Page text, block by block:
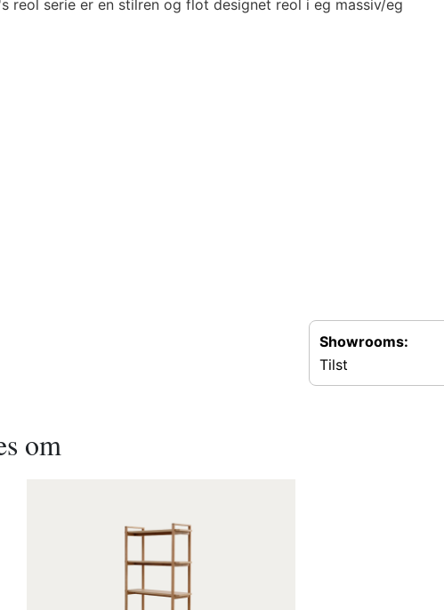
reol serie er en stilren og flot designet reol i eg massiv/eg
Showrooms:
Tilst
om